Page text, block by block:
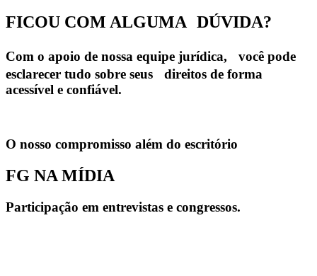
FICOU COM ALGUMA DÚVIDA?
Com o apoio de nossa equipe jurídica, você pode
esclarecer tudo sobre seus direitos de forma
acessível e confiável.
O nosso compromisso além do escritório
FG NA MÍDIA
Participação em entrevistas e congressos.